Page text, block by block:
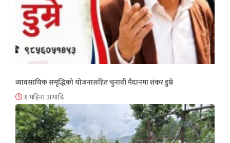
व्यावसायिक समृद्धिको योजनासहित चुनावी मैदानमा शंकर डुम्रे
१ महिना अगाडि